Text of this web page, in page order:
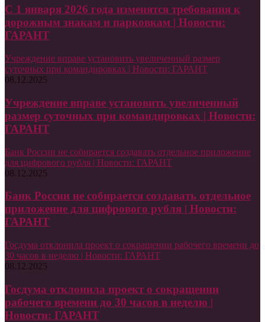
С 1 января 2026 года изменятся требования к
дорожным знакам и парковкам | Новости:
ГАРАНТ
Учреждение вправе установить увеличенный размер
суточных при командировках | Новости: ГАРАНТ
08.12.2025
Учреждение вправе установить увеличенный
размер суточных при командировках | Новости:
ГАРАНТ
Банк России не собирается создавать отдельное приложение
для цифрового рубля | Новости: ГАРАНТ
08.12.2025
Банк России не собирается создавать отдельное
приложение для цифрового рубля | Новости:
ГАРАНТ
Госдума отклонила проект о сокращении рабочего времени до
30 часов в неделю | Новости: ГАРАНТ
08.12.2025
Госдума отклонила проект о сокращении
рабочего времени до 30 часов в неделю |
Новости: ГАРАНТ